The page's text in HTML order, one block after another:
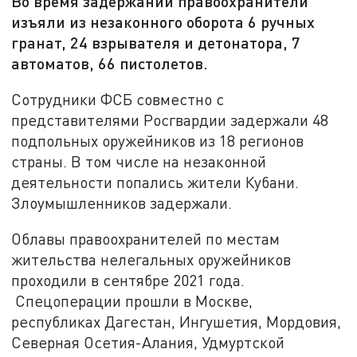
изъяли из незаконного оборота 6 ручных
гранат, 24 взрывателя и детонатора, 7
автоматов, 66 пистолетов.
Сотрудники ФСБ совместно с
представителями Росгвардии задержали 48
подпольных оружейников из 18 регионов
страны. В том числе на незаконной
деятельности попались жители Кубани.
Злоумышленников задержали.
Облавы правоохранителей по местам
жительства нелегальных оружейников
проходили в сентябре 2021 года.
Спецоперации прошли в Москве,
республиках Дагестан, Ингушетия, Мордовия,
Северная Осетия-Алания, Удмуртской